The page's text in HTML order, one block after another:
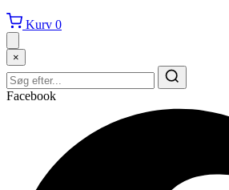
Kurv 0
×
Facebook